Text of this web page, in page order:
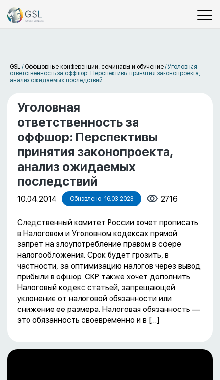
GSL / Оффшорные конференции, семинары и обучение /Уголовная
ответственность за оффшор: Перспективы принятия законопроекта,
анализ ожидаемых последствий
Уголовная
ответственность за
оффшор: Перспективы
принятия законопроекта,
анализ ожидаемых
последствий
10.04.2014 Обновлено: 16.03.2023 2716
Следственный комитет России хочет прописать
в Налоговом и Уголовном кодексах прямой
запрет на злоупотребление правом в сфере
налогообложения. Срок будет грозить, в
частности, за оптимизацию налогов через вывод
прибыли в офшор. СКР также хочет дополнить
Налоговый кодекс статьей, запрещающей
уклонение от налоговой обязанности или
снижение ее размера. Налоговая обязанность —
это обязанность своевременно и в […]